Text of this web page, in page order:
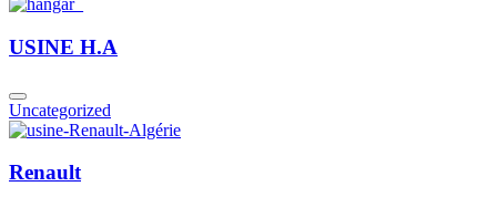
USINE H.A
Uncategorized
Renault